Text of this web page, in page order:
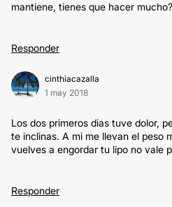
mantiene, tienes que hacer mucho?
Responder
cinthiacazalla
1 may 2018
Los dos primeros dias tuve dolor,
te inclinas. A mi me llevan el peso
vuelves a engordar tu lipo no vale
Responder